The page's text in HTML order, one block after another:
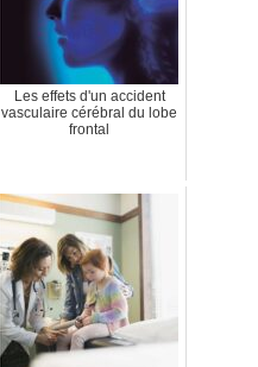
Les effets d'un accident
vasculaire cérébral du lobe
frontal